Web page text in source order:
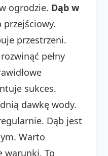
ogrodzie. Dąb w
przestrzeni.
pełny
sukces.
dawkę wody.
Dąb jest
Warto
warunki. To